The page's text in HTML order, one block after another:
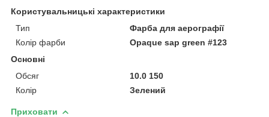
Користувальницькі характеристики
Тип
Фарба для аерографії
Колір фарби
Opaque sap green #123
Основні
Обсяг
10.0 150
Колір
Зелений
Приховати